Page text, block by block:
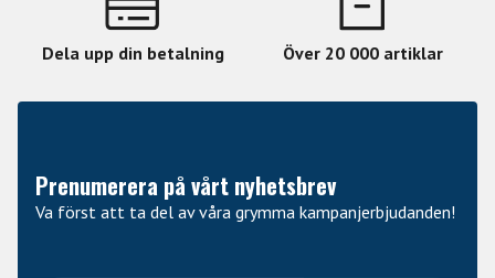
Dela upp din betalning Över 20 000 artiklar
Prenumerera på vårt nyhetsbrev
Va först att ta del av våra grymma kampanjerbjudanden!